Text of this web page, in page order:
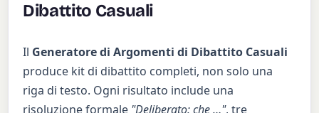
Dibattito Casuali
Il Generatore di Argomenti di Dibattito Casuali
produce kit di dibattito completi, non solo una
riga di testo. Ogni risultato include una
risoluzione formale "Deliberato: che …", tre